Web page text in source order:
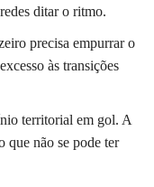
ditar o ritmo.
precisa empurrar o
às transições
territorial em gol. A
que não se pode ter